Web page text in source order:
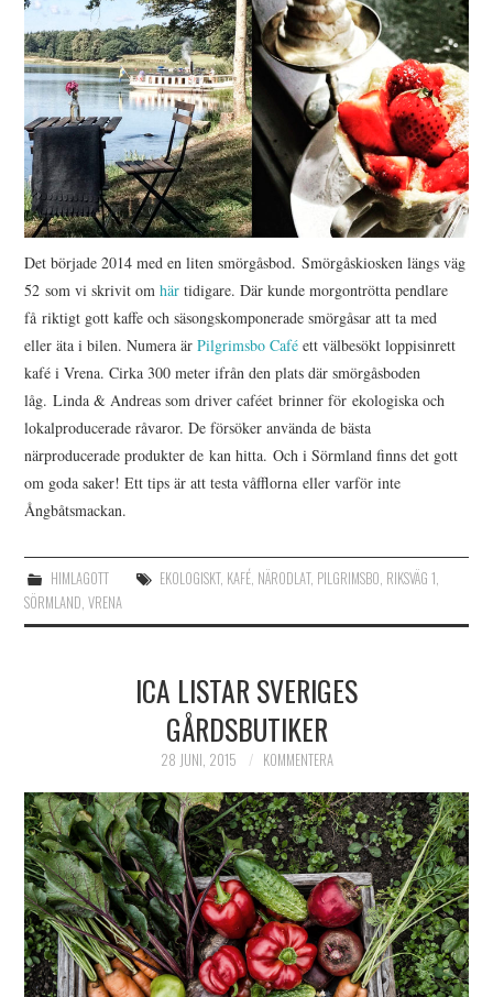
Det började 2014 med en liten smörgåsbod. Smörgåskiosken längs väg
52 som vi skrivit om här tidigare. Där kunde morgontrötta pendlare
få riktigt gott kaffe och säsongskomponerade smörgåsar att ta med
eller äta i bilen. Numera ärPilgrimsbo Caféett välbesökt loppisinrett
kafé i Vrena. Cirka 300 meter ifrån den plats där smörgåsboden
låg. Linda & Andreas som driver caféet brinner för ekologiska och
lokalproducerade råvaror. De försöker använda de bästa
närproducerade produkter de kan hitta. Och i Sörmland finns det gott
om goda saker! Ett tips är att testa våfflorna eller varför inte
Ångbåtsmackan.
HIMLAGOTT EKOLOGISKT, KAFÉ, NÄRODLAT, PILGRIMSBO, RIKSVÄG 1,
SÖRMLAND,VRENA
ICA LISTAR SVERIGES
GÅRDSBUTIKER
28 JUNI, 2015 KOMMENTERA